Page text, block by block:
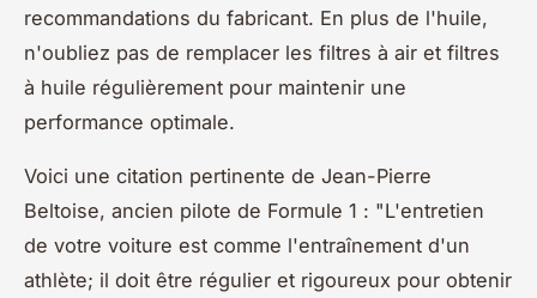
recommandations du fabricant. En plus de l'huile,
n'oubliez pas de remplacer les filtres à air et filtres
à huile régulièrement pour maintenir une
performance optimale.
Voici une citation pertinente de Jean-Pierre
Beltoise, ancien pilote de Formule 1 : "L'entretien
de votre voiture est comme l'entraînement d'un
athlète; il doit être régulier et rigoureux pour obtenir